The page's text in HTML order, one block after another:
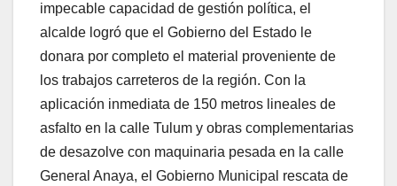
impecable capacidad de gestión política, el
alcalde logró que el Gobierno del Estado le
donara por completo el material proveniente de
los trabajos carreteros de la región. Con la
aplicación inmediata de 150 metros lineales de
asfalto en la calle Tulum y obras complementarias
de desazolve con maquinaria pesada en la calle
General Anaya, el Gobierno Municipal rescata de